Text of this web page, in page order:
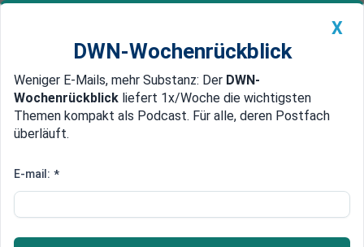
Newsticker MEIN DWN: Geldanlage Premium
Edelmetalle DWN-Magazin China
CO2-Emissionen: Bedarf an
hoch
X
DWN-Wochenrückblick
Weniger E-Mails, mehr Substanz: Der DWN-
Wochenrückblick liefert 1x/Woche die wichtigsten
Themen kompakt als Podcast. Für alle, deren Postfach
überläuft.
E-mail: *